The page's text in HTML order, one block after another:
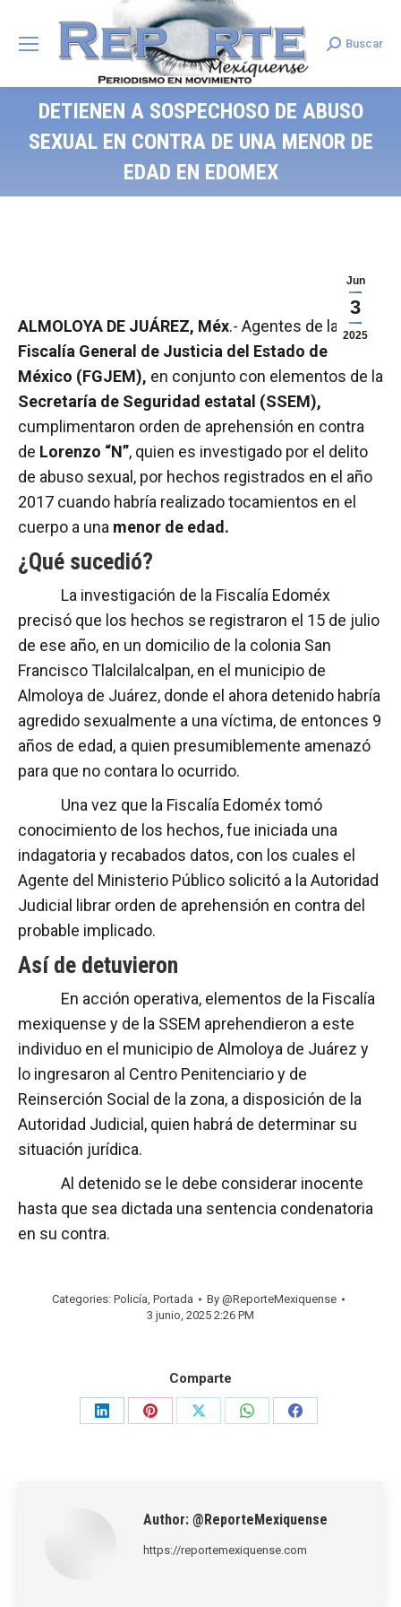
Search:
Buscar
DETIENEN A SOSPECHOSO DE ABUSO
SEXUAL EN CONTRA DE UNA MENOR DE
EDAD EN EDOMEX
Jun
3
2025
ALMOLOYA DE JUÁREZ, Méx.- Agentes de la
Fiscalía General de Justicia del Estado de
México (FGJEM), en conjunto con elementos de la
Secretaría de Seguridad estatal (SSEM),
cumplimentaron orden de aprehensión en contra
de Lorenzo “N”, quien es investigado por el delito
de abuso sexual, por hechos registrados en el año
2017 cuando habría realizado tocamientos en el
cuerpo a una menor de edad.
¿Qué sucedió?
La investigación de la Fiscalía Edoméx
precisó que los hechos se registraron el 15 de julio
de ese año, en un domicilio de la colonia San
Francisco Tlalcilalcalpan, en el municipio de
Almoloya de Juárez, donde el ahora detenido habría
agredido sexualmente a una víctima, de entonces 9
años de edad, a quien presumiblemente amenazó
para que no contara lo ocurrido.
Una vez que la Fiscalía Edoméx tomó
conocimiento de los hechos, fue iniciada una
indagatoria y recabados datos, con los cuales el
Agente del Ministerio Público solicitó a la Autoridad
Judicial librar orden de aprehensión en contra del
probable implicado.
Así de detuvieron
En acción operativa, elementos de la Fiscalía
mexiquense y de la SSEM aprehendieron a este
individuo en el municipio de Almoloya de Juárez y
lo ingresaron al Centro Penitenciario y de
Reinserción Social de la zona, a disposición de la
Autoridad Judicial, quien habrá de determinar su
situación jurídica.
Al detenido se le debe considerar inocente
hasta que sea dictada una sentencia condenatoria
en su contra.
Categories: Policía, Portada By @ReporteMexiquense
3 junio, 2025 2:26 PM
Comparte
Share
Share
Share
Share
Share
Author: @ReporteMexiquense
https://reportemexiquense.com